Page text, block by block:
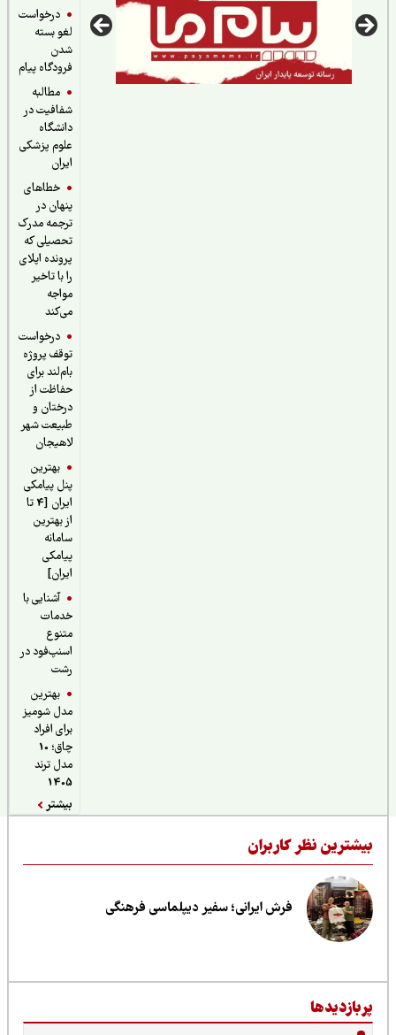
درخواست
لغو بسته
فرودگاه پیام
مطالبه
شفافیت در
دانشگاه
علوم پزشکی
خطاهای
پنهان در
ترجمه مدرک
تحصیلی که
پرونده اپلای
را با تاخیر
درخواست
توقف پروژه
بام‌لند برای
حفاظت از
درختان و
طبیعت شهر
لاهیجان
بهترین
پنل پیامکی
ایران [4 تا
از بهترین
سامانه
پیامکی
آشنایی با
خدمات
اسنپ‌فود در
بهترین
مدل شومیز
برای افراد
چاق؛ 10
مدل ترند
نظر کاربران
فرش ایرانی؛ سفیر دیپلماسی فرهنگی